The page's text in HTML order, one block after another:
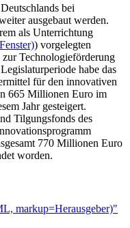
bei
ausgebaut werden.
als Unterrichtung
) vorgelegten
Technologieförderung
habe das
für den innovativen
665 Millionen Euro im
Jahr gesteigert.
Tilgungsfonds des
770 Millionen Euro
worden.
markup=Herausgeber)"